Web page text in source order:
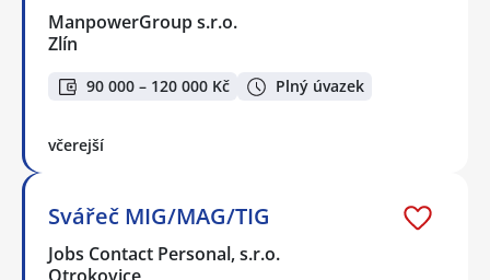
ManpowerGroup s.r.o.
Zlín
90 000 – 120 000 Kč Plný úvazek
včerejší
Svářeč MIG/MAG/TIG
Jobs Contact Personal, s.r.o.